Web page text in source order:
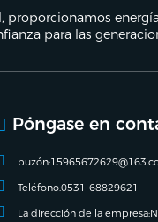
proporcionamos
para las
Póngase en
buzón:
Teléfono:0531-68829621
La dirección de la empresa: